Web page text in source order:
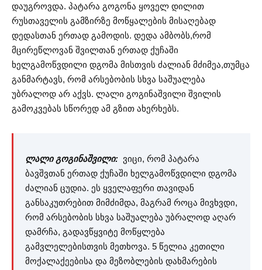
დაუგროვდა. პატარა გოგონა ყოველ დილით
რუსთაველის გამზირზე მოწყალების მისაღებად
დედასთან ერთად გამოდის. დედა ამბობს,რომ
მცირეწლოვან შვილთან ერთად ქუჩაში
ხელგამოწვდილი დგომა მისთვის ძალიან მძიმეა,თუმცა
განმარტავს, რომ არსებობის სხვა საშუალება
უბრალოდ არ აქვს. ლალი გოგინაშვილი შვილის
გამოკვებას სწორედ ამ გზით ახერხებს.
ლალი გოგინაშვილი: ვიცი, რომ პატარა
ბავშვთან ერთად ქუჩაში ხელგამოწვდილი დგომა
ძალიან ცუდია. ეს ყველაფერი თავიდან
განსაკუთრებით მიმძიმდა, მაგრამ როცა მივხვდი,
რომ არსებობის სხვა საშუალება უბრალოდ აღარ
დამრჩა, გადავწყვიტე მოწყლება
გამვლელებისთვის მეთხოვა. 5 წელია კეთილი
მოქალაქეებისა და მეზობლების დახმარების